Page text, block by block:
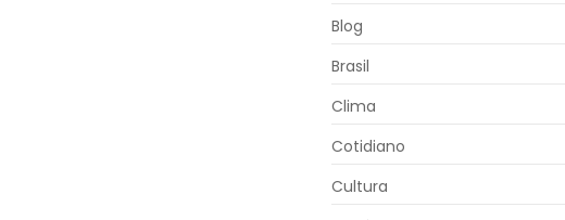
Blog
Brasil
Clima
Cotidiano
Cultura